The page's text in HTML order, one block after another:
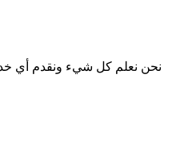
نحن نعلم كل شيء ونقدم أي